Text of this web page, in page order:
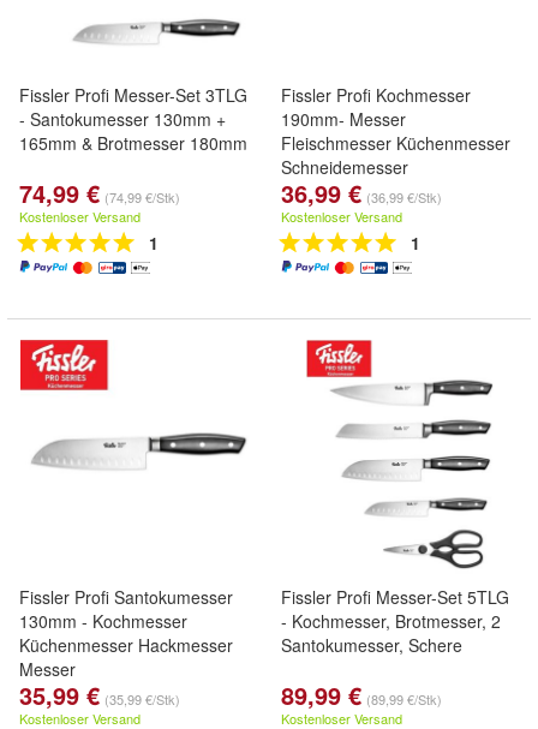
Fissler Profi Messer-Set 3TLG
- Santokumesser 130mm +
165mm & Brotmesser 180mm
74,99 € (74,99 €/Stk)
Kostenloser Versand
1
Fissler Profi Kochmesser
190mm- Messer
Fleischmesser Küchenmesser
Schneidemesser
36,99 € (36,99 €/Stk)
Kostenloser Versand
1
Fissler Profi Santokumesser
130mm - Kochmesser
Küchenmesser Hackmesser
Messer
35,99 € (35,99 €/Stk)
Kostenloser Versand
Fissler Profi Messer-Set 5TLG
- Kochmesser, Brotmesser, 2
Santokumesser, Schere
89,99 € (89,99 €/Stk)
Kostenloser Versand